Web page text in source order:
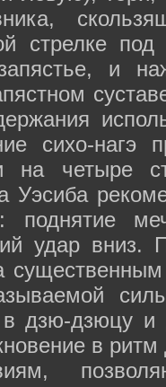
стрелке
и
сихо-нагэ
на четыре
Уэсиба
поднятие
удар вниз.
дзю-дзюцу и
в ритм